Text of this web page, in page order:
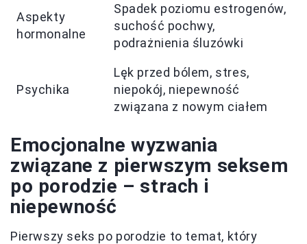
Aspekty
hormonalne
Spadek poziomu estrogenów,
suchość pochwy,
podrażnienia śluzówki
Psychika
Lęk przed bólem, stres,
niepokój, niepewność
związana z nowym ciałem
Emocjonalne wyzwania
związane z pierwszym seksem
po porodzie – strach i
niepewność
Pierwszy seks po porodzie to temat, który